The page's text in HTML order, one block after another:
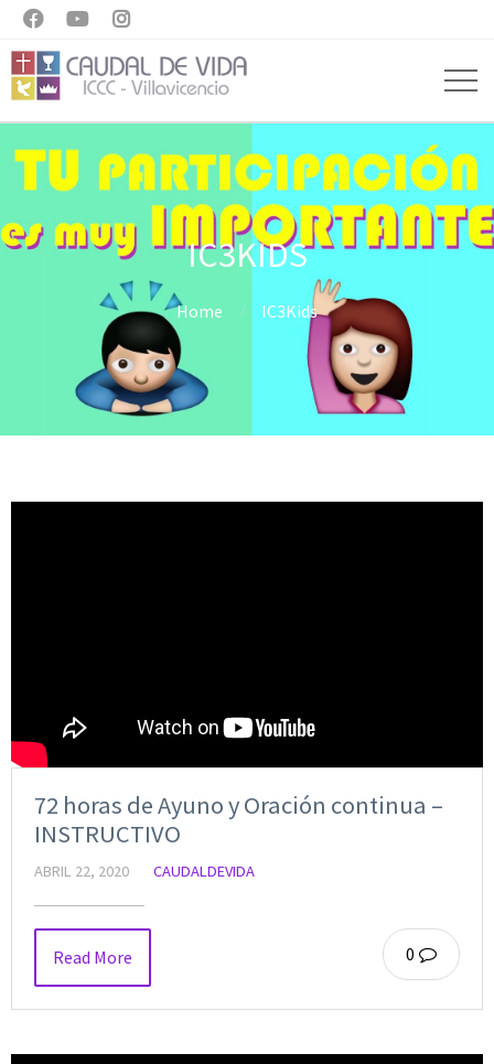
  
IC3KIDS
Home IC3Kids
72 horas de Ayuno y Oración continua –
INSTRUCTIVO
ABRIL 22, 2020 CAUDALDEVIDA
0
Read More